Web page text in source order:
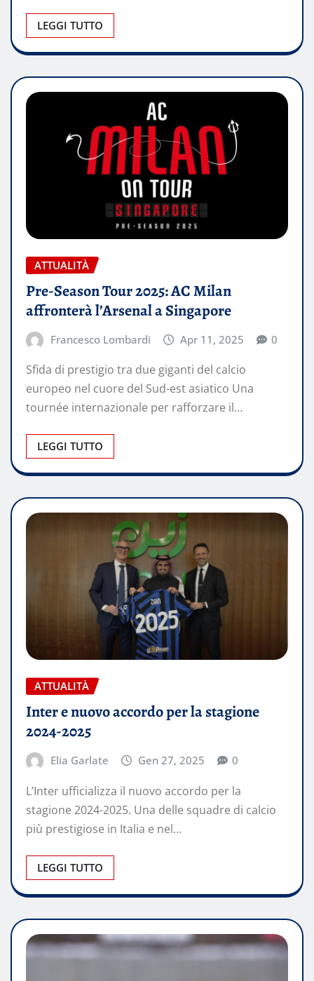
LEGGI TUTTO
ATTUALITÀ
Pre-Season Tour 2025: AC Milan
affronterà l’Arsenal a Singapore
Francesco Lombardi Apr 11, 2025 0
Sfida di prestigio tra due giganti del calcio
europeo nel cuore del Sud-est asiatico Una
tournée internazionale per rafforzare il…
LEGGI TUTTO
ATTUALITÀ
Inter e nuovo accordo per la stagione
2024-2025
Elia Garlate Gen 27, 2025 0
L’Inter ufficializza il nuovo accordo per la
stagione 2024-2025. Una delle squadre di calcio
più prestigiose in Italia e nel…
LEGGI TUTTO